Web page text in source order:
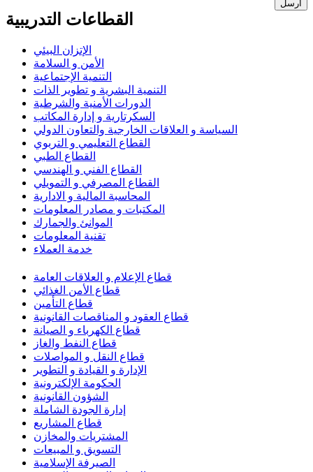
أرسل
القطاعات التدريبية
الإتزان البيئي
الأمن و السلامة
التنمية الإجتماعية
التنمية البشرية و تطوير الذات
الدورات الأمنية والشرطية
السكرتارية و إدارة المكاتب
السياسة و العلاقات الخارجية والتعاون الدولي
القطاع التعليمي و التربوي
القطاع الطبي
القطاع الفني و الهندسي
القطاع المصرفي و التمويلي
المحاسبة المالية و الادارية
المكتبات و مصادر المعلومات
الموانئ والجمارك
تقنية المعلومات
خدمة العملاء
قطاع الإعلام و العلاقات العامة
قطاع الأمن الغذائي
قطاع التأمين
قطاع العقود و المناقصات القانونية
قطاع الكهرباء و الصيانة
قطاع النفط والغاز
قطاع النقل و المواصلات
الإدارة و القيادة و التطوير
الحكومة الإلكترونية
الشؤون القانونية
إدارة الجودة الشاملة
قطاع المشاريع
المشتريات والمخازن
التسويق و المبيعات
الصيرفة الإسلامية